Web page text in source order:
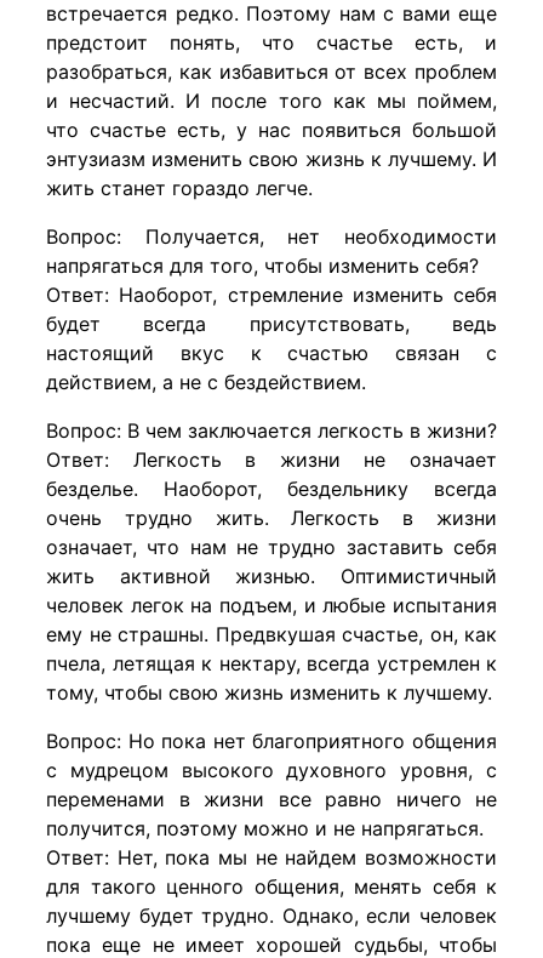
встречается редко. Поэтому нам с вами еще
предстоит понять, что счастье есть, и
разобраться, как избавиться от всех проблем
и несчастий. И после того как мы поймем,
что счастье есть, у нас появиться большой
энтузиазм изменить свою жизнь к лучшему. И
жить станет гораздо легче.
Вопрос: Получается, нет необходимости
напрягаться для того, чтобы изменить себя?
Ответ: Наоборот, стремление изменить себя
будет всегда присутствовать, ведь
настоящий вкус к счастью связан с
действием, а не с бездействием.
Вопрос: В чем заключается легкость в жизни?
Ответ: Легкость в жизни не означает
безделье. Наоборот, бездельнику всегда
очень трудно жить. Легкость в жизни
означает, что нам не трудно заставить себя
жить активной жизнью. Оптимистичный
человек легок на подъем, и любые испытания
ему не страшны. Предвкушая счастье, он, как
пчела, летящая к нектару, всегда устремлен к
тому, чтобы свою жизнь изменить к лучшему.
Вопрос: Но пока нет благоприятного общения
с мудрецом высокого духовного уровня, с
переменами в жизни все равно ничего не
получится, поэтому можно и не напрягаться.
Ответ: Нет, пока мы не найдем возможности
для такого ценного общения, менять себя к
лучшему будет трудно. Однако, если человек
пока еще не имеет хорошей судьбы, чтобы